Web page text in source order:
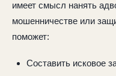
имеет смысл нанять
мошенничестве или
поможет:
Составить исковое